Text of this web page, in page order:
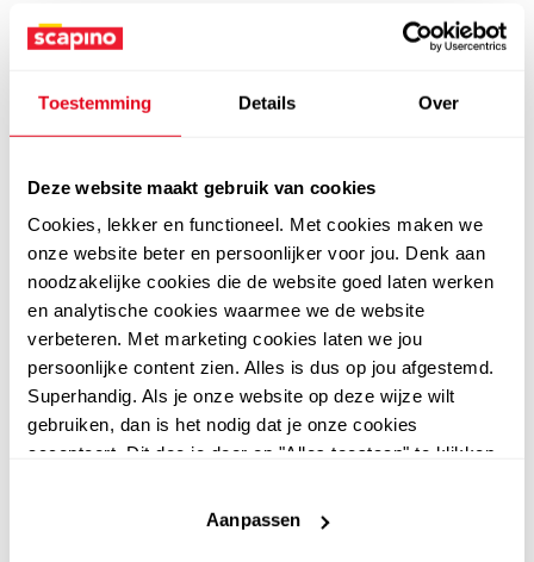
Toestemming Details Over
Deze website maakt gebruik van cookies
Cookies, lekker en functioneel. Met cookies maken we
onze website beter en persoonlijker voor jou. Denk aan
noodzakelijke cookies die de website goed laten werken
en analytische cookies waarmee we de website
verbeteren. Met marketing cookies laten we jou
persoonlijke content zien. Alles is dus op jou afgestemd.
Superhandig. Als je onze website op deze wijze wilt
gebruiken, dan is het nodig dat je onze cookies
accepteert. Dit doe je door op "Alles toestaan" te klikken.
website niet optimaal functioneert.
Aanpassen